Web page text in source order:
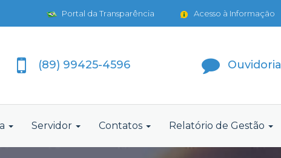
Acesso à Informação
Portal da Transparência
(89) 99425-4596 Ouvidoria
Servidor Contatos Relatório de Gestão